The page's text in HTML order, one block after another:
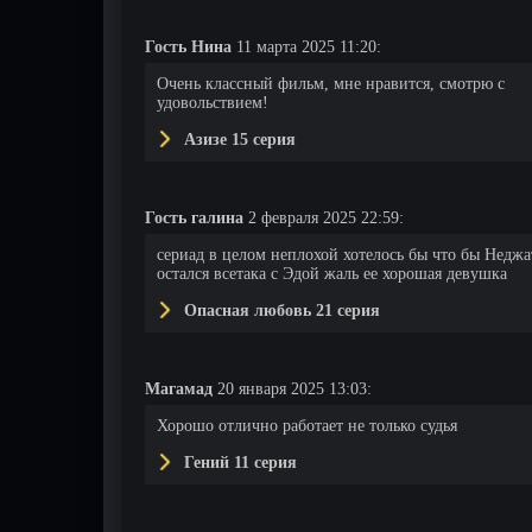
Гость Нина 11 марта 2025 11:20:
Очень классный фильм, мне нравится, смотрю с
удовольствием!
Азизе 15 серия
Гость галина 2 февраля 2025 22:59:
сериад в целом неплохой хотелось бы что бы
остался всетака с Эдой жаль ее хорошая девушка
Опасная любовь 21 серия
Магамад 20 января 2025 13:03:
Хорошо отлично работает не только судья
Гений 11 серия